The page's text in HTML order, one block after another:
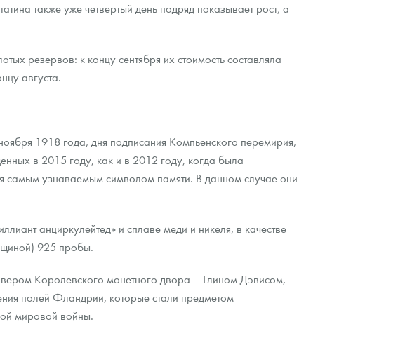
также уже четвертый день подряд показывает рост, а
резервов: к концу сентября их стоимость составляла
августа.
1918 года, дня подписания Компьенского перемирия,
в 2015 году, как и в 2012 году, когда была
самым узнаваемым символом памяти. В данном случае они
анциркулейтед» и сплаве меди и никеля, в качестве
925 пробы.
Королевского монетного двора – Глином Дэвисом,
полей Фландрии, которые стали предметом
мировой войны.